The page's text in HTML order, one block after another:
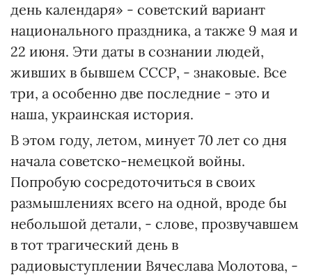
день календаря» - советский вариант
национального праздника, а также 9 мая и
22 июня. Эти даты в сознании людей,
живших в бывшем СССР, - знаковые. Все
три, а особенно две последние - это и
наша, украинская история.
В этом году, летом, минует 70 лет со дня
начала советско-немецкой войны.
Попробую сосредоточиться в своих
размышлениях всего на одной, вроде бы
небольшой детали, - слове, прозвучавшем
в тот трагический день в
радиовыступлении Вячеслава Молотова, -